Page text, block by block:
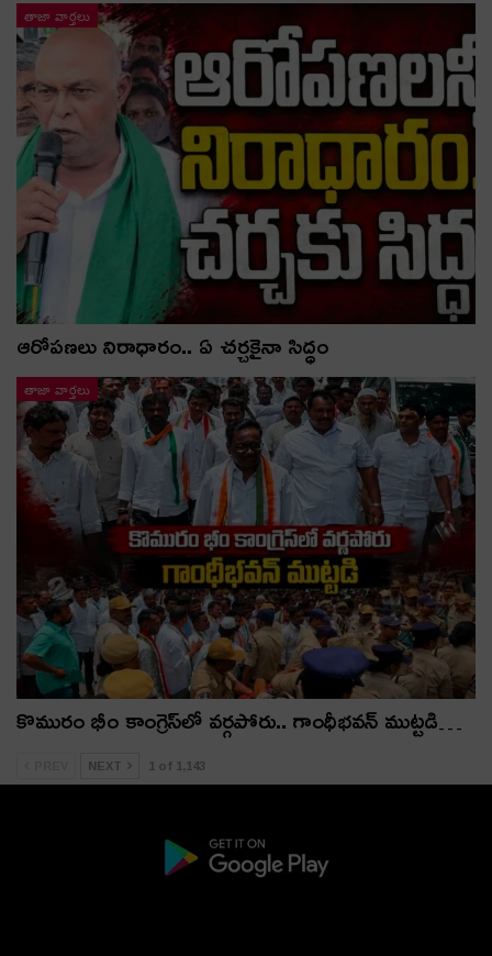
తాజా వార్తలు
ఆరోపణలు నిరాధారం.. ఏ చర్చకైనా సిద్ధం
తాజా వార్తలు
కొమురం భీం కాంగ్రెస్‌లో వర్గపోరు.. గాంధీభవన్ ముట్టడి…
NEXT 1 of 1,143